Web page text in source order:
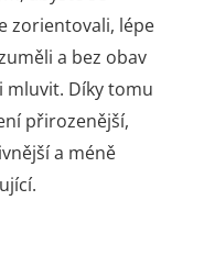
zorientovali, lépe
a bez obav
mluvit. Díky tomu
přirozenější,
a méně